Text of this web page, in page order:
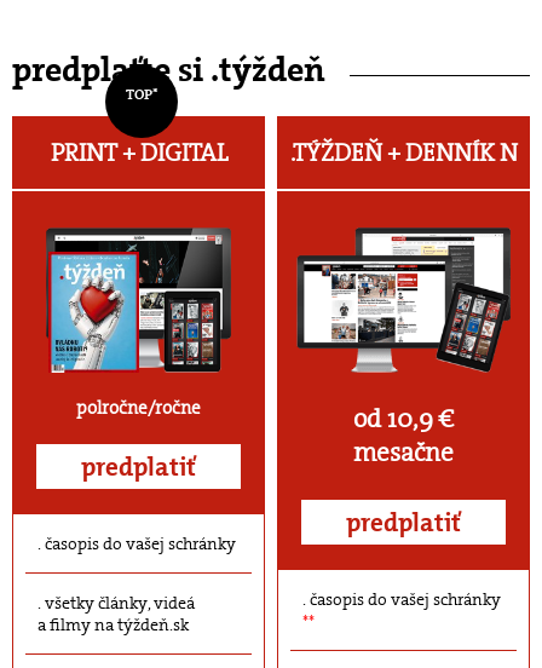
predplaťte si .týždeň
TOP*
PRINT + DIGITAL
polročne/ročne
predplatiť
časopis do vašej schránky
všetky články, videá
a filmy na týždeň.sk
.TÝŽDEŇ +DENNÍK N
od 10,9 €
mesačne
predplatiť
časopis do vašej schránky
**